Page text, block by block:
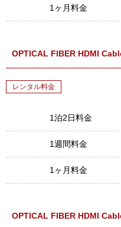
1ヶ月料金
OPTICAL FIBER HDMI
レンタル料金
1泊2日料金
1週間料金
1ヶ月料金
OPTICAL FIBER HDMI